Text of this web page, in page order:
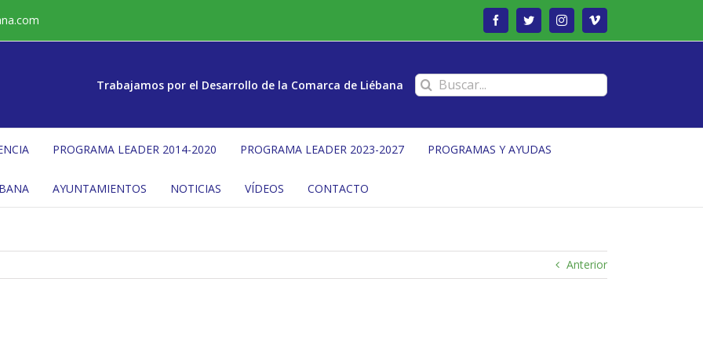
FacebookTwitterInstagramVimeo
Trabajamos por el Desarrollo de la Comarca de Liébana Buscar:
PROGRAMA LEADER 2014-2020 PROGRAMA LEADER 2023-2027 PROGRAMAS Y AYUDAS
AYUNTAMIENTOS NOTICIAS VÍDEOS CONTACTO
Anterior